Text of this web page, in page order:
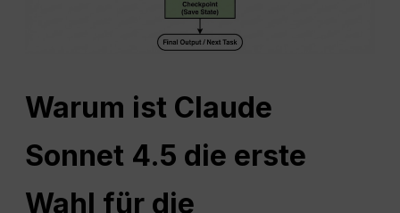
Warum ist Claude
Sonnet 4.5 die erste
Wahl für die